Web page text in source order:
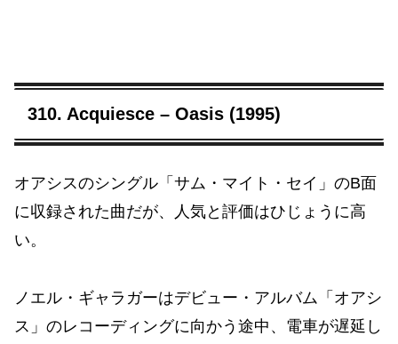
310. Acquiesce – Oasis (1995)
オアシスのシングル「サム・マイト・セイ」のB面
に収録された曲だが、人気と評価はひじょうに高
い。
ノエル・ギャラガーはデビュー・アルバム「オアシ
ス」のレコーディングに向かう途中、電車が遅延し